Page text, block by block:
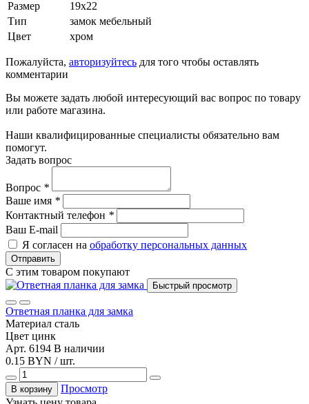
Размер
19х22
Тип
замок мебельный
Цвет
хром
Пожалуйста, авторизуйтесь для того чтобы оставлять
комментарии
Вы можете задать любой интересующий вас вопрос по товару
или работе магазина.
Наши квалифицированные специалисты обязательно вам
помогут.
Задать вопрос
Вопрос *
Ваше имя *
Контактный телефон *
Ваш E-mail
Я согласен на обработку персональных данных
Отправить
С этим товаром покупают
Быстрый просмотр
Ответная планка для замка
Материал сталь
Цвет цинк
Арт. 6194 В наличии
0.15 BYN / шт.
В корзину
Просмотр